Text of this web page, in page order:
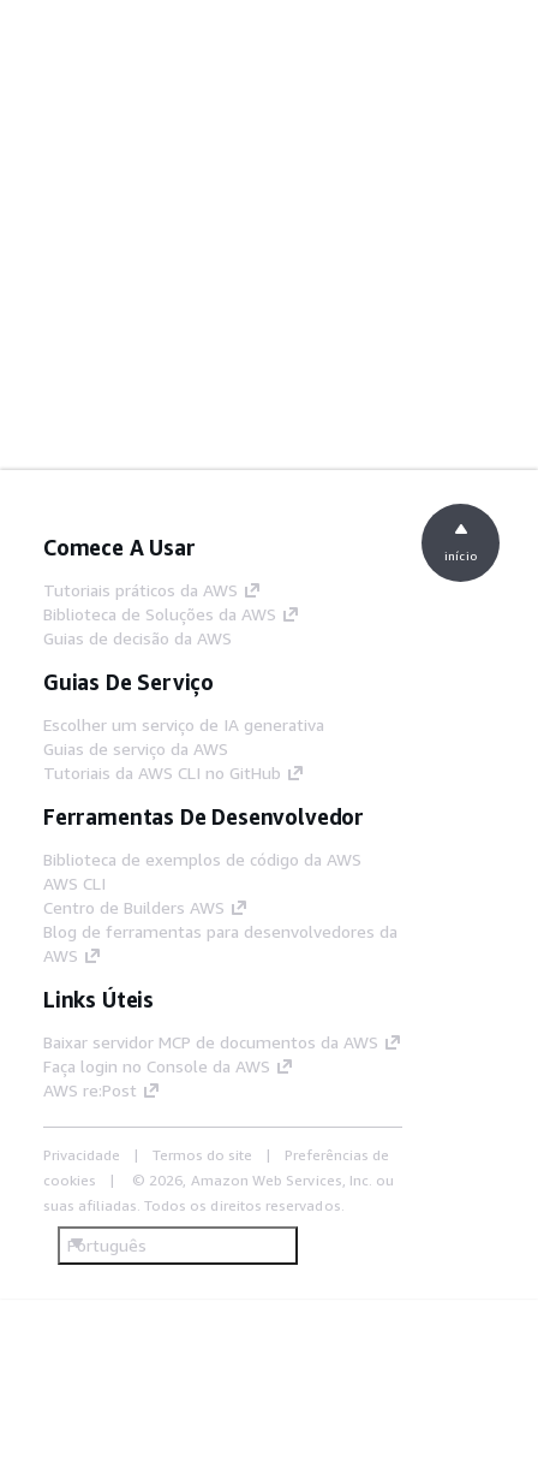
Comece A Usar
Tutoriais práticos da AWS
Biblioteca de Soluções da AWS
Guias de decisão da AWS
Guias De Serviço
Escolher um serviço de IA generativa
Guias de serviço da AWS
Tutoriais da AWS CLI no GitHub
Ferramentas De Desenvolvedor
Biblioteca de exemplos de código da AWS
AWS CLI
Centro de Builders AWS
Blog de ferramentas para desenvolvedores da
AWS
Links Úteis
Baixar servidor MCP de documentos da AWS
Faça login no Console da AWS
AWS re:Post
Privacidade Termos do site
Preferências de
cookies
© 2026, Amazon Web Services, Inc. ou
suas afiliadas. Todos os direitos reservados.
Português
início